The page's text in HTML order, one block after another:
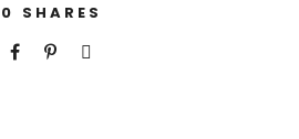
0 SHARES